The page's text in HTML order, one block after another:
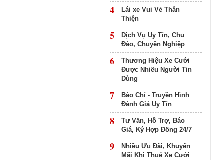
4
Lái xe Vui Vẻ Thân
Thiện
5
Dịch Vụ Uy Tín, Chu
Đáo, Chuyên Nghiệp
6
Thương Hiệu Xe Cưới
Được Nhiều Người Tin
Dùng
7
Báo Chí - Truyền Hình
Đánh Giá Uy Tín
8
Tư Vấn, Hỗ Trợ, Báo
Giá, Ký Hợp Đồng 24/7
9
Nhiều Ưu Đãi, Khuyến
Mãi Khi Thuê Xe Cưới